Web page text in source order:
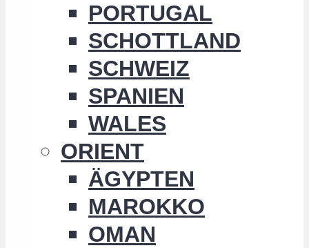
PORTUGAL
SCHOTTLAND
SCHWEIZ
SPANIEN
WALES
ORIENT
ÄGYPTEN
MAROKKO
OMAN